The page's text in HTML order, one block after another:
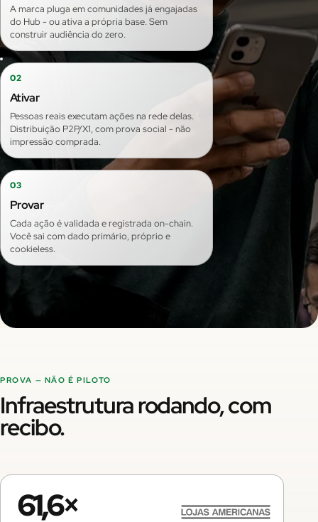
A marca pluga em comunidades já engajadas
do Hub - ou ativa a própria base. Sem
construir audiência do zero.
02
Ativar
Pessoas reais executam ações na rede delas.
Distribuição P2P/X1, com prova social - não
impressão comprada.
03
Provar
Cada ação é validada e registrada on-chain.
Você sai com dado primário, próprio e
cookieless.
PROVA — NÃO É PILOTO
Infraestrutura rodando, com
recibo.
61,6×